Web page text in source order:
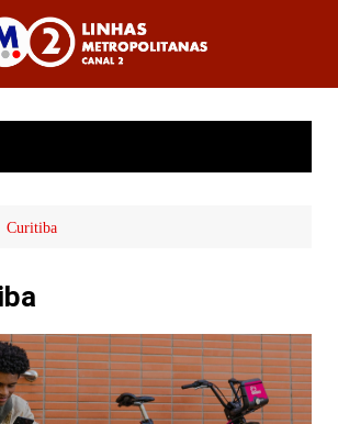
Linhas
Metropolitanas
Canal 2
Curitiba